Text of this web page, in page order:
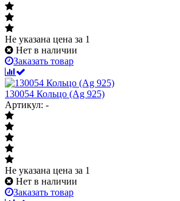
Не указана цена за 1
Нет в наличии
Заказать товар
130054 Кольцо (Ag 925)
Артикул: -
Не указана цена за 1
Нет в наличии
Заказать товар